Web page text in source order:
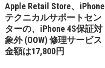
Apple Retail Store、iPhone
テクニカルサポートセン
ターの、iPhone 4S保証対
象外 (OOW) 修理サービス
金額は17,800円